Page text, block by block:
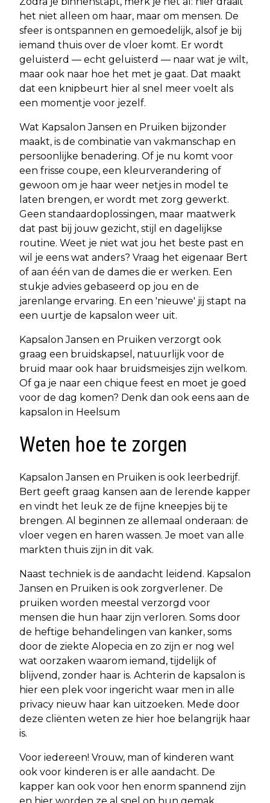
het niet alleen om haar, maar om mensen. De
sfeer is ontspannen en gemoedelijk, alsof je bij
iemand thuis over de vloer komt. Er wordt
geluisterd — echt geluisterd — naar wat je wilt,
maar ook naar hoe het met je gaat. Dat maakt
dat een knipbeurt hier al snel meer voelt als
een momentje voor jezelf.
Wat Kapsalon Jansen en Pruiken bijzonder
maakt, is de combinatie van vakmanschap en
persoonlijke benadering. Of je nu komt voor
een frisse coupe, een kleurverandering of
gewoon om je haar weer netjes in model te
laten brengen, er wordt met zorg gewerkt.
Geen standaardoplossingen, maar maatwerk
dat past bij jouw gezicht, stijl en dagelijkse
routine. Weet je niet wat jou het beste past en
wil je eens wat anders? Vraag het eigenaar Bert
of aan één van de dames die er werken. Een
stukje advies gebaseerd op jou en de
jarenlange ervaring. En een 'nieuwe' jij stapt na
een uurtje de kapsalon weer uit.
Kapsalon Jansen en Pruiken verzorgt ook
graag een bruidskapsel, natuurlijk voor de
bruid maar ook haar bruidsmeisjes zijn welkom.
Of ga je naar een chique feest en moet je goed
voor de dag komen? Denk dan ook eens aan de
kapsalon in Heelsum
Weten hoe te zorgen
Kapsalon Jansen en Pruiken is ook leerbedrijf.
Bert geeft graag kansen aan de lerende kapper
en vindt het leuk ze de fijne kneepjes bij te
brengen. Al beginnen ze allemaal onderaan: de
vloer vegen en haren wassen. Je moet van alle
markten thuis zijn in dit vak.
Naast techniek is de aandacht leidend. Kapsalon
Jansen en Pruiken is ook zorgverlener. De
pruiken worden meestal verzorgd voor
mensen die hun haar zijn verloren. Soms door
de heftige behandelingen van kanker, soms
door de ziekte Alopecia en zo zijn er nog wel
wat oorzaken waarom iemand, tijdelijk of
blijvend, zonder haar is. Achterin de kapsalon is
hier een plek voor ingericht waar men in alle
privacy nieuw haar kan uitzoeken. Mede door
deze cliënten weten ze hier hoe belangrijk haar
is.
Voor iedereen! Vrouw, man of kinderen want
ook voor kinderen is er alle aandacht. De
kapper kan ook voor hen enorm spannend zijn